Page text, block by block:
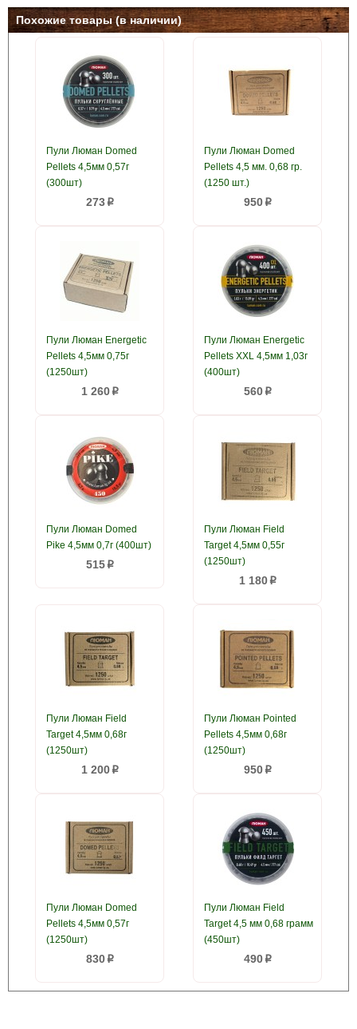
Похожие товары (в наличии)
Пули Люман Domed
Pellets 4,5мм 0,57г
(300шт)
273p
Пули Люман Domed
Pellets 4,5 мм. 0,68 гр.
(1250 шт.)
950p
Пули Люман Energetic
Pellets 4,5мм 0,75г
(1250шт)
1 260p
Пули Люман Energetic
Pellets XXL 4,5мм 1,03г
(400шт)
560p
Пули Люман Domed
Pike 4,5мм 0,7г (400шт)
515p
Пули Люман Field
Target 4,5мм 0,55г
(1250шт)
1 180p
Пули Люман Field
Target 4,5мм 0,68г
(1250шт)
1 200p
Пули Люман Pointed
Pellets 4,5мм 0,68г
(1250шт)
950p
Пули Люман Domed
Pellets 4,5мм 0,57г
(1250шт)
830p
Пули Люман Field
Target 4,5 мм 0,68 грамм
(450шт)
490p